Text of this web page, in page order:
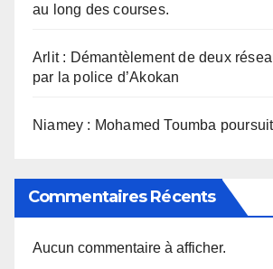
au long des courses.
Arlit : Démantèlement de deux
par la police d’Akokan
Niamey : Mohamed Toumba
Commentaires Récents
Aucun commentaire à afficher.